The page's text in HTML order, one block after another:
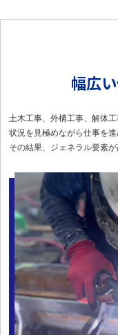
幅広
土木工事、外構工事、解体
状況を見極めながら仕事を
その結果、ジェネラル要素